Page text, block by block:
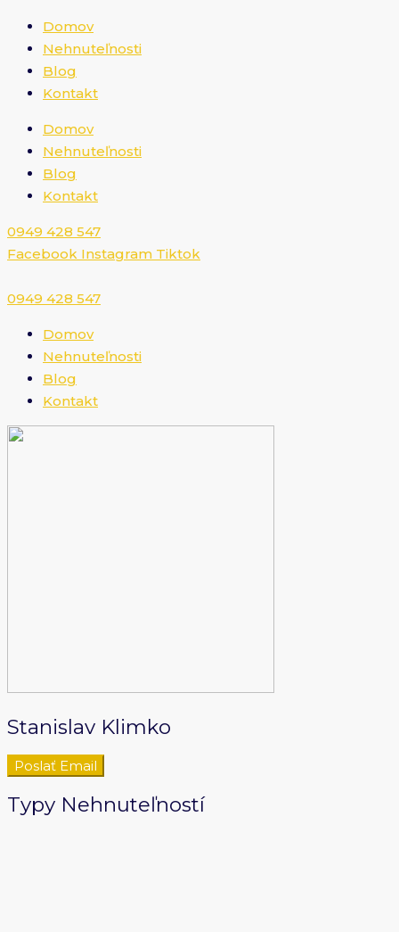
Domov
Nehnuteľnosti
Blog
Kontakt
Domov
Nehnuteľnosti
Blog
Kontakt
0949 428 547​
Facebook Instagram Tiktok
0949 428 547​
Domov
Nehnuteľnosti
Blog
Kontakt
Stanislav Klimko
Poslať Email
Typy Nehnuteľností